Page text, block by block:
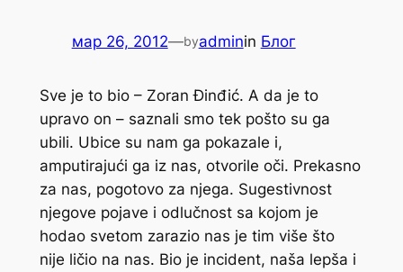
мар 26, 2012—byadminin Блог
Sve je to bio – Zoran Đinđić. A da je to
upravo on – saznali smo tek pošto su ga
ubili. Ubice su nam ga pokazale i,
amputirajući ga iz nas, otvorile oči. Prekasno
za nas, pogotovo za njega. Sugestivnost
njegove pojave i odlučnost sa kojom je
hodao svetom zarazio nas je tim više što
nije ličio na nas. Bio je incident, naša lepša i